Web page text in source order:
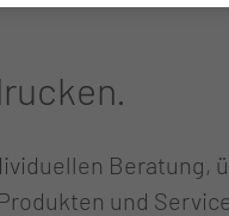
Beratung,
und